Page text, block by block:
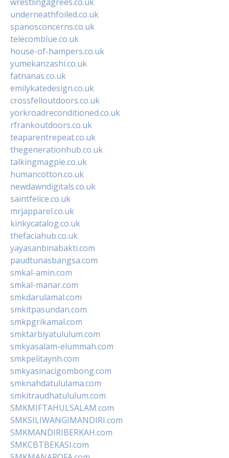
underneathfoiled.co.uk
spanosconcerns.co.uk
telecomblue.co.uk
house-of-hampers.co.uk
yumekanzashi.co.uk
fatnanas.co.uk
emilykatedesign.co.uk
crossfelloutdoors.co.uk
yorkroadreconditioned.co.uk
rfrankoutdoors.co.uk
teaparentrepeat.co.uk
thegenerationhub.co.uk
talkingmagpie.co.uk
humancotton.co.uk
newdawndigitals.co.uk
saintfelice.co.uk
mrjapparel.co.uk
kinkycatalog.co.uk
thefaciahub.co.uk
yayasanbinabakti.com
paudtunasbangsa.com
smkal-amin.com
smkal-manar.com
smkdarulamal.com
smkitpasundan.com
smkpgrikamal.com
smktarbiyatululum.com
smkyasalam-elummah.com
smkpelitaynh.com
smkyasinacigombong.com
smknahdatululama.com
smkitraudhatululum.com
SMKMIFTAHULSALAM.com
SMKSILIWANGIMANDIRI.com
SMKMANDIRIBERKAH.com
SMKCBTBEKASI.com